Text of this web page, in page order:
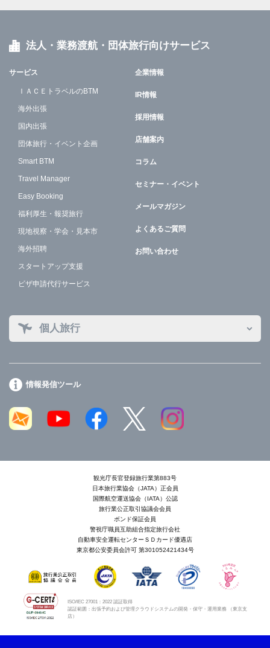
法人・業務渡航・団体旅行向けサービス
サービス
ＩＡＣＥトラベルのBTM
海外出張
国内出張
団体旅行・イベント企画
Smart BTM
Travel Manager
Easy Booking
福利厚生・報奨旅行
現地視察・学会・見本市
海外招聘
スタートアップ支援
ビザ申請代行サービス
企業情報
IR情報
採用情報
店舗案内
コラム
セミナー・イベント
メールマガジン
よくあるご質問
お問い合わせ
個人旅行
情報発信ツール
観光庁長官登録旅行業第883号
日本旅行業協会（JATA）正会員
国際航空運送協会（IATA）公認
旅行業公正取引協議会会員
ボンド保証会員
警視庁職員互助組合指定旅行会社
自動車安全運転センターＳＤカード優遇店
東京都公安委員会許可 第301052421434号
ISO/IEC 27001：2022 認証取得
認証範囲：出張予約および管理クラウドシステムの開発・保守・運用業務 （東京支
店）